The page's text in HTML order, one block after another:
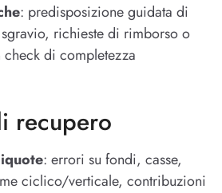
: predisposizione guidata di
richieste di rimborso o
di completezza
recupero
: errori su fondi, casse,
ciclico/verticale, contribuzioni